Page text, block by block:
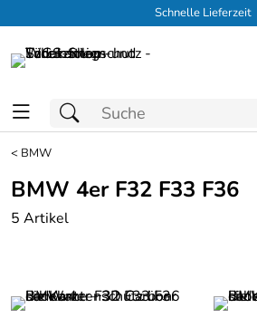
Schnelle Lieferzeit
< BMW
BMW 4er F32 F33 F36
5 Artikel